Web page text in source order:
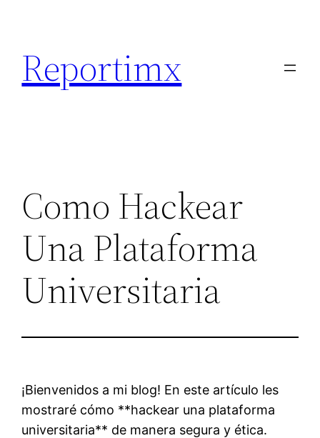
contenido
Reportimx
Como Hackear
Una Plataforma
Universitaria
¡Bienvenidos a mi blog! En este artículo les
mostraré cómo **hackear una plataforma
universitaria** de manera segura y ética.